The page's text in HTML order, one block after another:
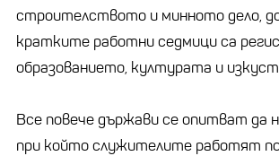
строителството и минното дело,
кратките работни седмици са
образованието, културата и
Все повече държави се опитват да
при който служителите работят